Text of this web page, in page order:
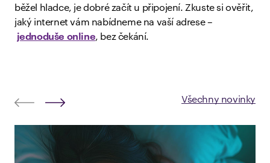
běžel hladce, je dobré začít u připojení. Zkuste si ověřit,
jaký internet vám nabídneme na vaší adrese –
jednoduše online, bez čekání.
Všechny novinky